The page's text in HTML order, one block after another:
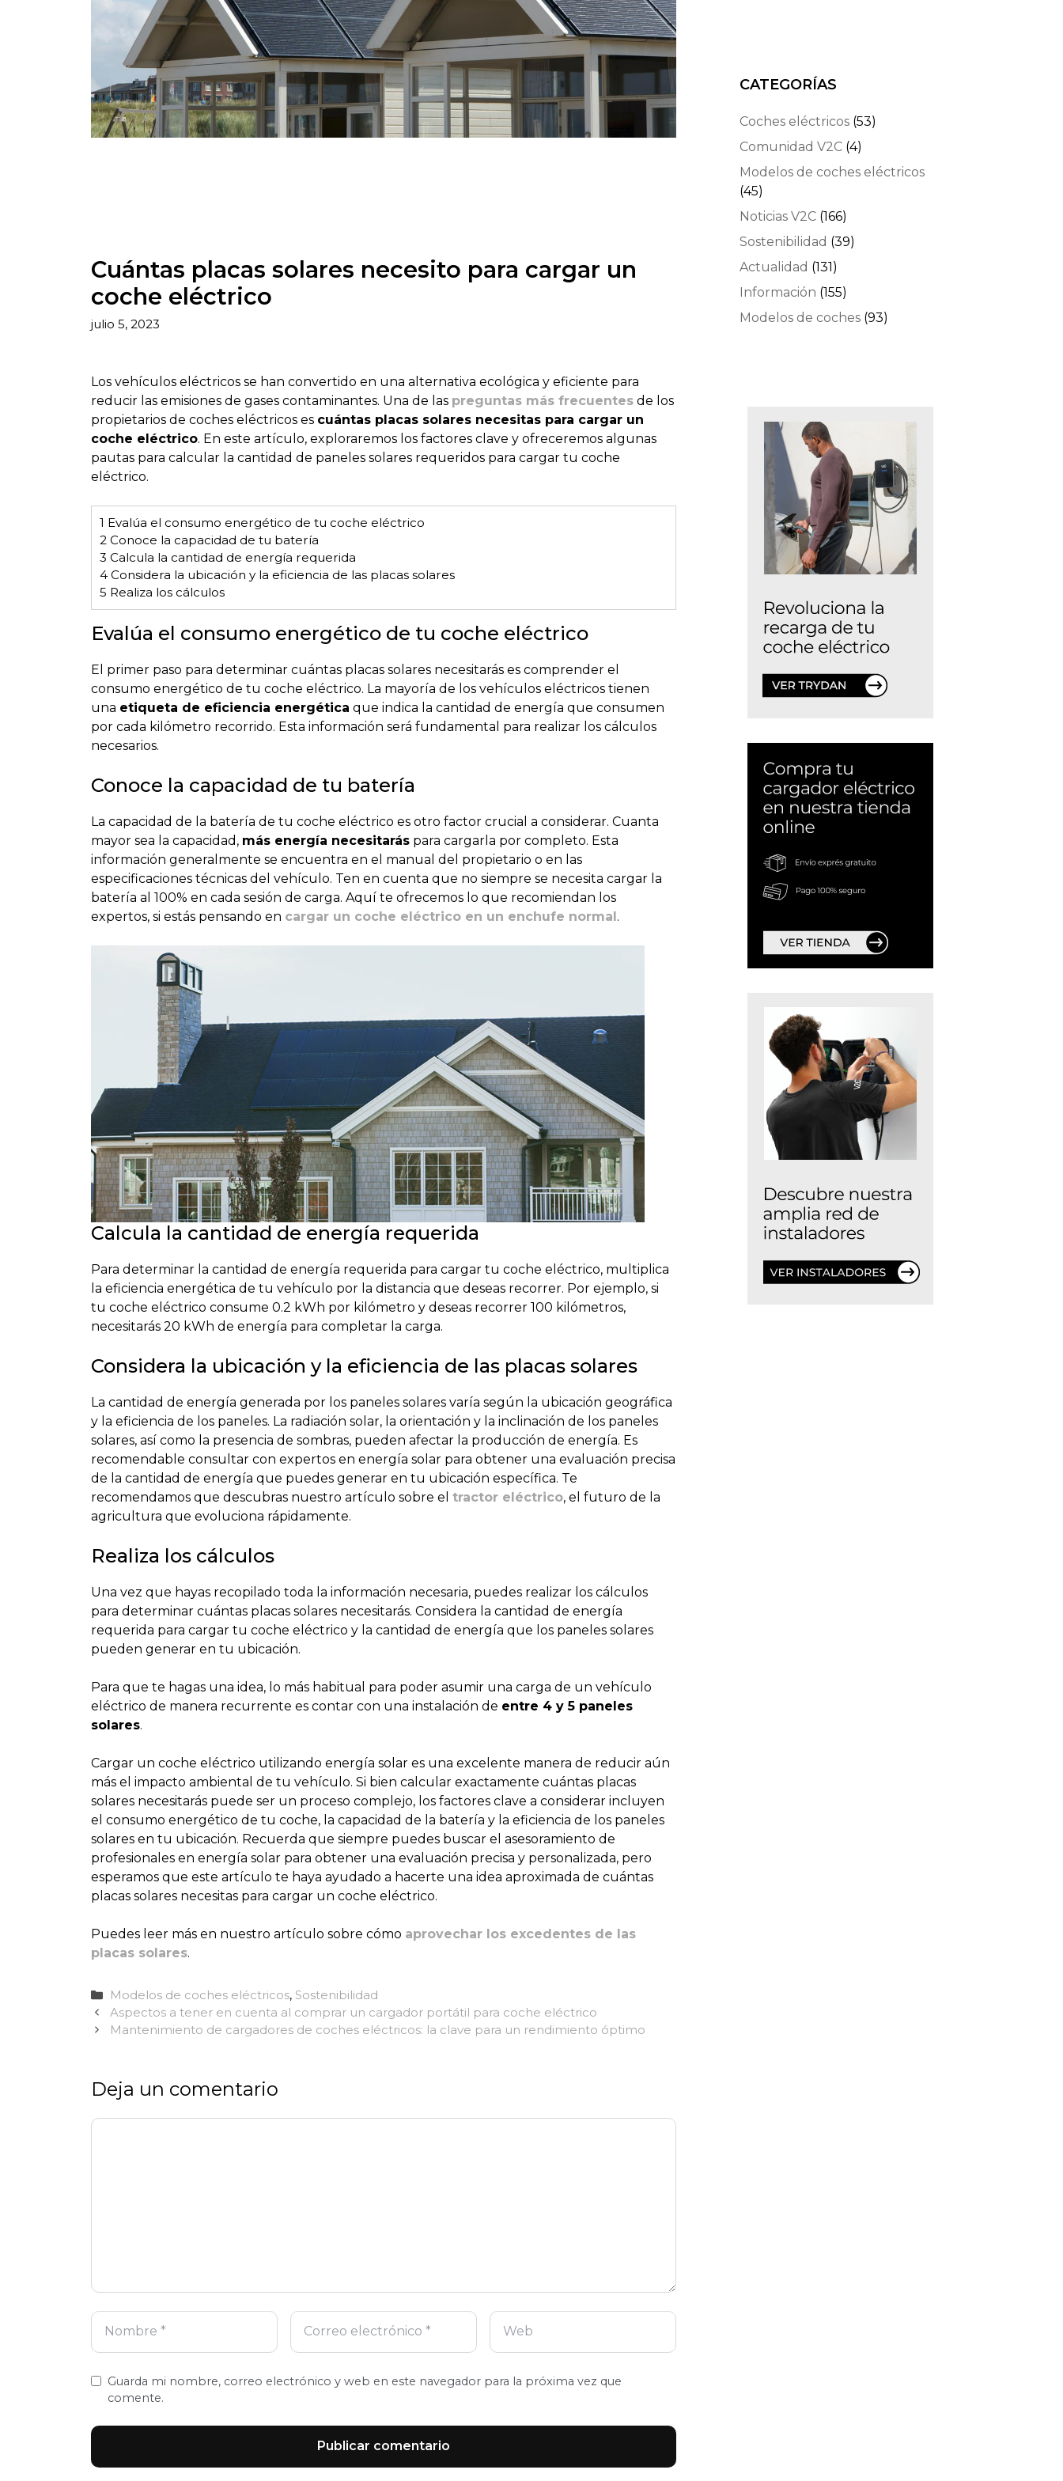
Cuántas placas solares necesito para cargar un
coche eléctrico
julio 5, 2023
Los vehículos eléctricos se han convertido en una alternativa ecológica y eficiente para
reducir las emisiones de gases contaminantes. Una de las preguntas más frecuentesde los
propietarios de coches eléctricos es cuántas placas solares necesitas para cargar un
coche eléctrico. En este artículo, exploraremos los factores clave y ofreceremos algunas
pautas para calcular la cantidad de paneles solares requeridos para cargar tu coche
eléctrico.
1 Evalúa el consumo energético de tu coche eléctrico
2Conoce la capacidad de tu batería
3 Calcula la cantidad de energía requerida
4Considera la ubicación y la eficiencia de las placas solares
5 Realiza los cálculos
Evalúa el consumo energético de tu coche eléctrico
El primer paso para determinar cuántas placas solares necesitarás es comprender el
consumo energético de tu coche eléctrico. La mayoría de los vehículos eléctricos tienen
una etiqueta de eficiencia energética que indica la cantidad de energía que consumen
por cada kilómetro recorrido. Esta información será fundamental para realizar los cálculos
necesarios.
Conoce la capacidad de tu batería
La capacidad de la batería de tu coche eléctrico es otro factor crucial a considerar. Cuanta
mayor sea la capacidad, más energía necesitaráspara cargarla por completo. Esta
información generalmente se encuentra en el manual del propietario o en las
especificaciones técnicas del vehículo. Ten en cuenta que no siempre se necesita cargar la
batería al 100% en cada sesión de carga. Aquí te ofrecemos lo que recomiendan los
expertos, si estás pensando en cargar un coche eléctrico en un enchufe normal.
Calcula la cantidad de energía requerida
Para determinar la cantidad de energía requerida para cargar tu coche eléctrico, multiplica
la eficiencia energética de tu vehículo por la distancia que deseas recorrer. Por ejemplo, si
tu coche eléctrico consume 0.2 kWh por kilómetro y deseas recorrer 100 kilómetros,
necesitarás 20 kWh de energía para completar la carga.
Considera la ubicación y la eficiencia de las placas solares
La cantidad de energía generada por los paneles solares varía según la ubicación geográfica
y la eficiencia de los paneles. La radiación solar, la orientación y la inclinación de los paneles
solares, así como la presencia de sombras, pueden afectar la producción de energía. Es
recomendable consultar con expertos en energía solar para obtener una evaluación precisa
de la cantidad de energía que puedes generar en tu ubicación específica. Te
recomendamos que descubras nuestro artículo sobre el tractor eléctrico, el futuro de la
agricultura que evoluciona rápidamente.
Realiza los cálculos
Una vez que hayas recopilado toda la información necesaria, puedes realizar los cálculos
para determinar cuántas placas solares necesitarás. Considera la cantidad de energía
requerida para cargar tu coche eléctrico y la cantidad de energía que los paneles solares
pueden generar en tu ubicación.
Para que te hagas una idea, lo más habitual para poder asumir una carga de un vehículo
eléctrico de manera recurrente es contar con una instalación de entre 4 y 5 paneles
solares.
Cargar un coche eléctrico utilizando energía solar es una excelente manera de reducir aún
más el impacto ambiental de tu vehículo. Si bien calcular exactamente cuántas placas
solares necesitarás puede ser un proceso complejo, los factores clave a considerar incluyen
el consumo energético de tu coche, la capacidad de la batería y la eficiencia de los paneles
solares en tu ubicación. Recuerda que siempre puedes buscar el asesoramiento de
profesionales en energía solar para obtener una evaluación precisa y personalizada, pero
esperamos que este artículo te haya ayudado a hacerte una idea aproximada de cuántas
placas solares necesitas para cargar un coche eléctrico.
Puedes leer más en nuestro artículo sobre cómo aprovechar los excedentes de las
placas solares.
Categorías
Modelos de coches eléctricos, Sostenibilidad
Aspectos a tener en cuenta al comprar un cargador portátil para coche eléctrico
Mantenimiento de cargadores de coches eléctricos: la clave para un rendimiento óptimo
Deja un comentario
Comentario
Nombre
Correo
Web
Guarda mi nombre, correo electrónico y web en este navegador para la próxima vez que
comente.
CATEGORÍAS
Coches eléctricos (53)
Comunidad V2C (4)
Modelos de coches eléctricos
(45)
Noticias V2C (166)
Sostenibilidad (39)
Actualidad (131)
Información (155)
Modelos de coches (93)